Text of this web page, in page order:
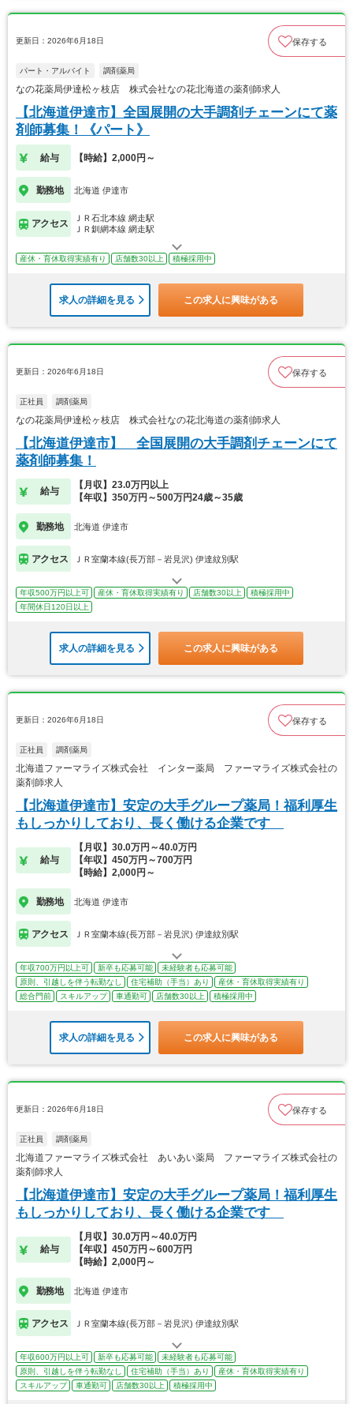
更新日：2026年6月18日 保存する
パート・アルバイト 調剤薬局
なの花薬局伊達松ヶ枝店 株式会社なの花北海道の薬剤師求人
【北海道伊達市】全国展開の大手調剤チェーンにて薬
剤師募集！《パート》
給与 【時給】2,000円～
勤務地 北海道 伊達市
アクセス
ＪＲ石北本線 網走駅
ＪＲ釧網本線 網走駅
産休・育休取得実績有り 店舗数30以上 積極採用中
求人の詳細を見る この求人に興味がある
更新日：2026年6月18日 保存する
正社員 調剤薬局
なの花薬局伊達松ヶ枝店 株式会社なの花北海道の薬剤師求人
【北海道伊達市】 全国展開の大手調剤チェーンにて
薬剤師募集！
給与
【月収】23.0万円以上
【年収】350万円～500万円24歳～35歳
勤務地 北海道 伊達市
アクセス ＪＲ室蘭本線(長万部－岩見沢) 伊達紋別駅
年収500万円以上可 産休・育休取得実績有り 店舗数30以上
積極採用中
年間休日120日以上
求人の詳細を見る この求人に興味がある
更新日：2026年6月18日 保存する
正社員 調剤薬局
北海道ファーマライズ株式会社 インター薬局 ファーマライズ株式会社の
薬剤師求人
【北海道伊達市】安定の大手グループ薬局！福利厚生
もしっかりしており、長く働ける企業です
給与
【月収】30.0万円～40.0万円
【年収】450万円～700万円
【時給】2,000円～
勤務地 北海道 伊達市
アクセス ＪＲ室蘭本線(長万部－岩見沢) 伊達紋別駅
年収700万円以上可 新卒も応募可能
未経験者も応募可能
原則、引越しを伴う転勤なし
住宅補助（手当）あり
産休・育休取得実績有り
総合門前
スキルアップ 車通勤可 店舗数30以上 積極採用中
求人の詳細を見る この求人に興味がある
更新日：2026年6月18日 保存する
正社員 調剤薬局
北海道ファーマライズ株式会社 あいあい薬局 ファーマライズ株式会社の
薬剤師求人
【北海道伊達市】安定の大手グループ薬局！福利厚生
もしっかりしており、長く働ける企業です
給与
【月収】30.0万円～40.0万円
【年収】450万円～600万円
【時給】2,000円～
勤務地 北海道 伊達市
アクセス ＪＲ室蘭本線(長万部－岩見沢) 伊達紋別駅
年収600万円以上可 新卒も応募可能
未経験者も応募可能
原則、引越しを伴う転勤なし
住宅補助（手当）あり
産休・育休取得実績有り
スキルアップ
車通勤可 店舗数30以上 積極採用中